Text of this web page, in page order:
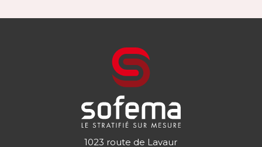
1023 route de Lavaur